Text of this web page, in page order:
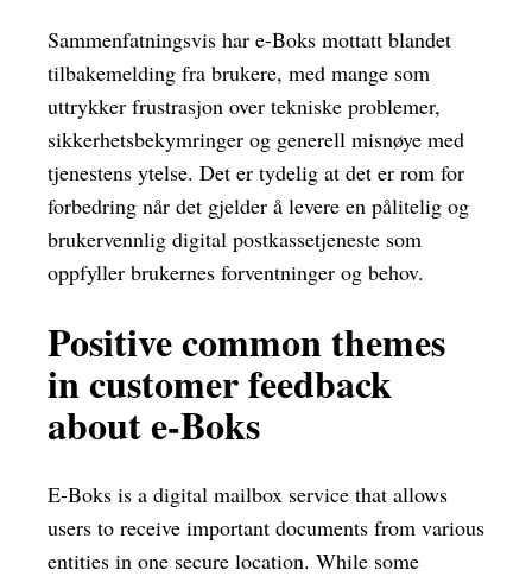
Sammenfatningsvis har e-Boks mottatt blandet
tilbakemelding fra brukere, med mange som
uttrykker frustrasjon over tekniske problemer,
sikkerhetsbekymringer og generell misnøye med
tjenestens ytelse. Det er tydelig at det er rom for
forbedring når det gjelder å levere en pålitelig og
brukervennlig digital postkassetjeneste som
oppfyller brukernes forventninger og behov.
Positive common themes
in customer feedback
about e-Boks
E-Boks is a digital mailbox service that allows
users to receive important documents from various
entities in one secure location. While some